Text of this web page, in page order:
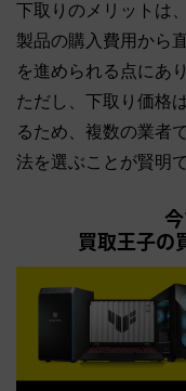
下取りのメリットは
製品の購入費用から
を進められる点にあ
ただし、下取り価格
るため、複数の業者
法を選ぶことが賢明で
買取王子の